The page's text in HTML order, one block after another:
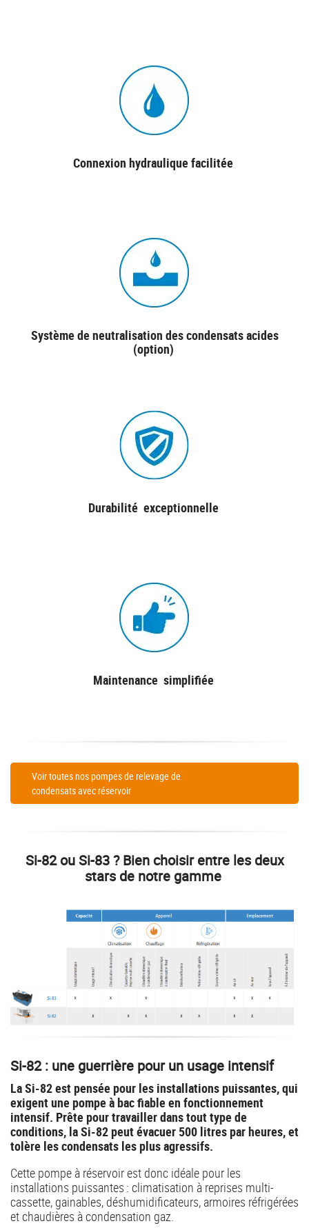
Connexion hydraulique facilitée
Système de neutralisation des condensats acides
(option)
Durabilité exceptionnelle
Maintenance simplifiée
Voir toutes nos pompes de relevage de
condensats avec réservoir
Si-82 ou Si-83 ? Bien choisir entre les deux
stars de notre gamme
Si-82 : une guerrière pour un usage intensif
La Si-82 est pensée pour les installations puissantes, qui
exigent une pompe à bac fiable en fonctionnement
intensif. Prête pour travailler dans tout type de
conditions, la Si-82 peut évacuer 500 litres par heures, et
tolère les condensats les plus agressifs.
Cette pompe à réservoir est donc idéale pour les
installations puissantes : climatisation à reprises multi-
cassette, gainables, déshumidificateurs, armoires réfrigérées
et chaudières à condensation gaz.